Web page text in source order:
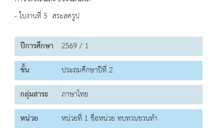
- ใบงานที่ 5 สระลดรูป
ปีการศึกษา 2569 / 1
ชั้น
ประถมศึกษาปีที่ 2
กลุ่มสาระ
ภาษาไทย
หน่วย
หน่วยที่ 1 ชื่อหน่วย ทบทวนชวนทำ